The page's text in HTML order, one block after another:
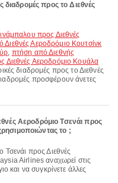
διαδρομές προς το Διεθνές
προς Διεθνές
Διεθνές Αεροδρόμιο Κουτσίνκ
, πτήση από Διεθνής
Διεθνές Αεροδρόμιο Κουάλα
διαδρομές προς το Διεθνές
προσφέρουν άνετες
Αεροδρόμιο Τσενάι προς
το ;
Airlines αναχωρεί στις
και να συγκρίνετε άλλες